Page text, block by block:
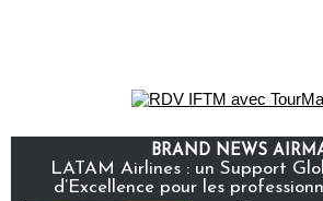
BRAND NEWS
LATAM Airlines : un Support
d’Excellence pour les